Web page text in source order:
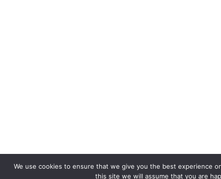
We use cookies to ensure that we give you the best experience
this site we will assume that you are